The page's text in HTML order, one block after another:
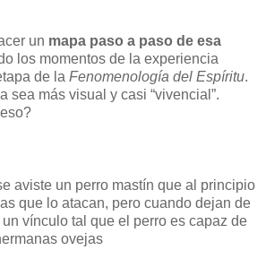
un mapa paso a paso de esa
los momentos de la experiencia
de la Fenomenología del Espíritu.
sea más visual y casi “vivencial”.
aviste un perro mastín que al principio
que lo atacan, pero cuando dejan de
vínculo tal que el perro es capaz de
ovejas